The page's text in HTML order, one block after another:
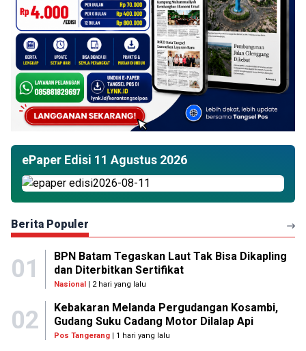
ePaper Edisi 11 Agustus 2026
Berita Populer
01
BPN Batam Tegaskan Laut Tak Bisa Dikapling
dan Diterbitkan Sertifikat
Nasional| 2 hari yang lalu
02
Kebakaran Melanda Pergudangan Kosambi,
Gudang Suku Cadang Motor Dilalap Api
Pos Tangerang| 1 hari yang lalu